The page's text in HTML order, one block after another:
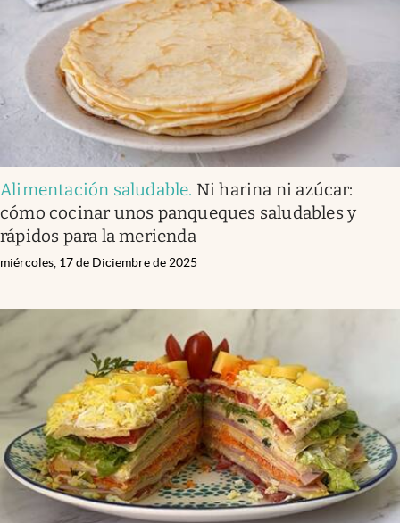
Alimentación saludable. Ni harina ni azúcar:
cómo cocinar unos panqueques saludables y
rápidos para la merienda
miércoles, 17 de Diciembre de 2025